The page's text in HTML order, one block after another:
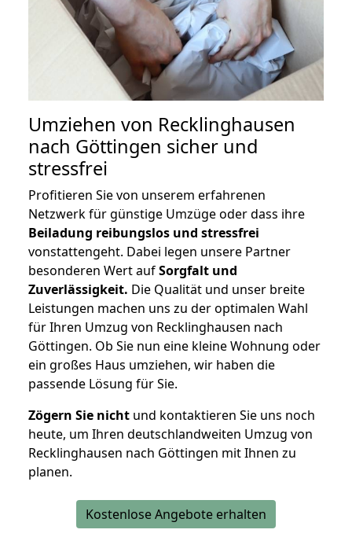
Umziehen von Recklinghausen
nach Göttingen sicher und
stressfrei
Profitieren Sie von unserem erfahrenen
Netzwerk für günstige Umzüge oder dass ihre
Beiladung reibungslos und stressfrei
vonstattengeht. Dabei legen unsere Partner
besonderen Wert aufSorgfalt und
Zuverlässigkeit. Die Qualität und unser breite
Leistungen machen uns zu der optimalen Wahl
für Ihren Umzug von Recklinghausen nach
Göttingen. Ob Sie nun eine kleine Wohnung oder
ein großes Haus umziehen, wir haben die
passende Lösung für Sie.
Zögern Sie nicht und kontaktieren Sie uns noch
heute, um Ihren deutschlandweiten Umzug von
Recklinghausen nach Göttingen mit Ihnen zu
planen.
Kostenlose Angebote erhalten